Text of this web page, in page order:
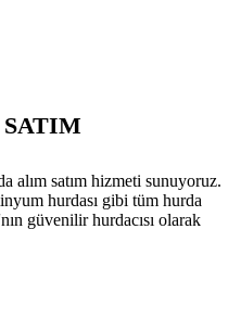
alım satım hizmeti sunuyoruz.
hurdası gibi tüm hurda
güvenilir hurdacısı olarak